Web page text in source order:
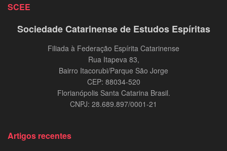
SCEE
Sociedade Catarinense de Estudos Espíritas
Filiada à Federação Espírita Catarinense
Rua Itapeva 83,
Bairro Itacorubi/Parque São Jorge
CEP: 88034-520
Florianópolis Santa Catarina Brasil.
CNPJ: 28.689.897/0001-21
Artigos recentes